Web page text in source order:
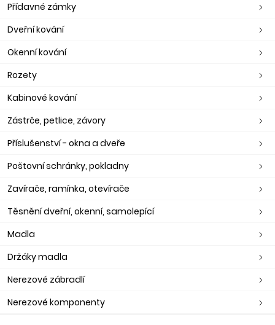
Přídavné zámky
Dveřní kování
Okenní kování
Rozety
Kabinové kování
Zástrče, petlice, závory
Příslušenství - okna a dveře
Poštovní schránky, pokladny
Zavírače, ramínka, otevírače
Těsnění dveřní, okenní, samolepící
Madla
Držáky madla
Nerezové zábradlí
Nerezové komponenty